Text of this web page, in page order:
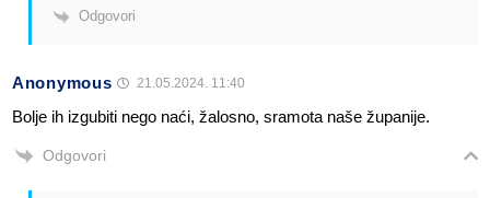
Odgovori
Anonymous 21.05.2024. 11:40
Bolje ih izgubiti nego naći, žalosno, sramota naše županije.
Odgovori